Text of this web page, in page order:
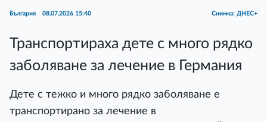
България 08.07.2026 15:40 Снимка: ДНЕС+
Транспортираха дете с много рядко
заболяване за лечение в Германия
Дете с тежко и много рядко заболяване е
транспортирано за лечение в